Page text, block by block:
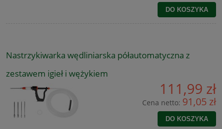
DO KOSZYKA
Nastrzykiwarka wędliniarska półautomatyczna z
zestawem igieł i wężykiem
111,99 zł
Cena netto: 91,05 zł
DO KOSZYKA